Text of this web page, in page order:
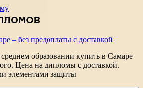
– без предоплаты с доставкой
образовании купить в Самаре
Цена на дипломы с доставкой.
элементами защиты